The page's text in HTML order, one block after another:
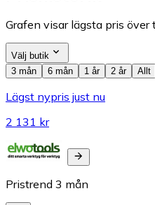
Grafen visar lägsta pris
Välj butik
3 mån
6 mån 1 år 2 år Allt
Lägst nypris just nu
2 131 kr
Pristrend 3 mån